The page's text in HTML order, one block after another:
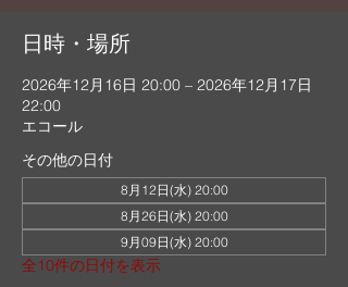
日時・場所
2026年12月16日 20:00 – 2026年12月17日
22:00
エコール
その他の日付
8月12日(水) 20:00
8月26日(水) 20:00
9月09日(水) 20:00
全10件の日付を表示